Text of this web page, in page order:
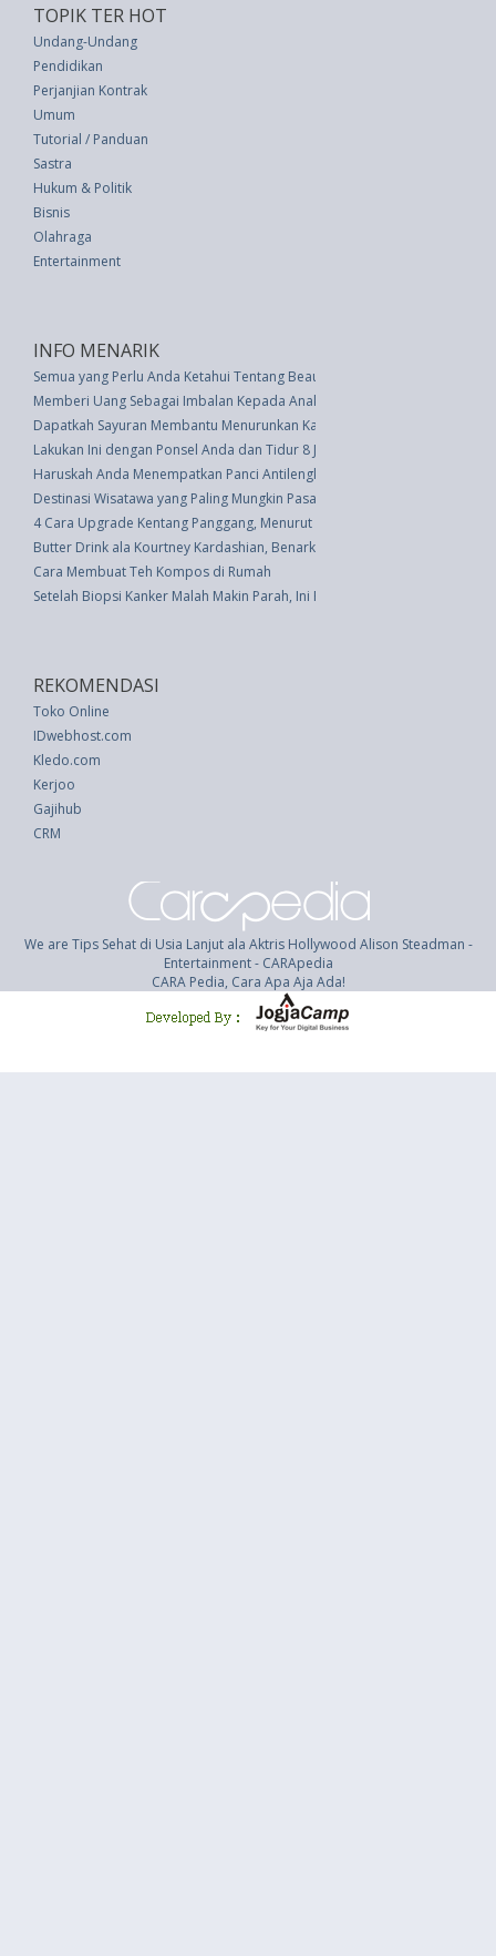
TOPIK TER HOT
Undang-Undang
Pendidikan
Perjanjian Kontrak
Umum
Tutorial / Panduan
Sastra
Hukum & Politik
Bisnis
Olahraga
Entertainment
INFO MENARIK
Semua yang Perlu Anda Ketahui Tentang Beauty Sleep
Memberi Uang Sebagai Imbalan Kepada Anak Tak Selalu Berefek Baik
Dapatkah Sayuran Membantu Menurunkan Kadar Gula Darah? Ini
Lakukan Ini dengan Ponsel Anda dan Tidur 8 Jam Setiap Malam Lebih
Haruskah Anda Menempatkan Panci Antilengket di Mesin Pencuci Piring?
Destinasi Wisatawa yang Paling Mungkin Pasangan Bubar Saat Liburan
4 Cara Upgrade Kentang Panggang, Menurut Koki Profesional
Butter Drink ala Kourtney Kardashian, Benarkah Membuat Tubuh Sehat?
Cara Membuat Teh Kompos di Rumah
Setelah Biopsi Kanker Malah Makin Parah, Ini Fakta Penjelasannya
REKOMENDASI
Toko Online
IDwebhost.com
Kledo.com
Kerjoo
Gajihub
CRM
We are Tips Sehat di Usia Lanjut ala Aktris Hollywood Alison Steadman -
Entertainment - CARApedia
CARA Pedia, Cara Apa Aja Ada!